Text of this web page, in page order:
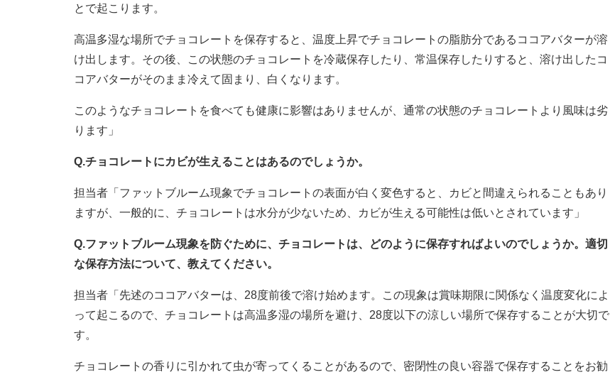
とで起こります。
高温多湿な場所でチョコレートを保存すると、温度上昇でチョコレートの脂肪分であるココアバターが溶
け出します。その後、この状態のチョコレートを冷蔵保存したり、常温保存したりすると、溶け出したコ
コアバターがそのまま冷えて固まり、白くなります。
このようなチョコレートを食べても健康に影響はありませんが、通常の状態のチョコレートより風味は劣
ります」
Q.チョコレートにカビが生えることはあるのでしょうか。
担当者「ファットブルーム現象でチョコレートの表面が白く変色すると、カビと間違えられることもあり
ますが、一般的に、チョコレートは水分が少ないため、カビが生える可能性は低いとされています」
Q.ファットブルーム現象を防ぐために、チョコレートは、どのように保存すればよいのでしょうか。適切
な保存方法について、教えてください。
担当者「先述のココアバターは、28度前後で溶け始めます。この現象は賞味期限に関係なく温度変化によ
って起こるので、チョコレートは高温多湿の場所を避け、28度以下の涼しい場所で保存することが大切で
す。
チョコレートの香りに引かれて虫が寄ってくることがあるので、密閉性の良い容器で保存することをお勧